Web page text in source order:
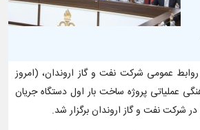
عمومی شرکت نفت و گاز اروندان، (امروز
هماهنگی عملیاتی پروژه ساخت بار اول دستگاه جریان